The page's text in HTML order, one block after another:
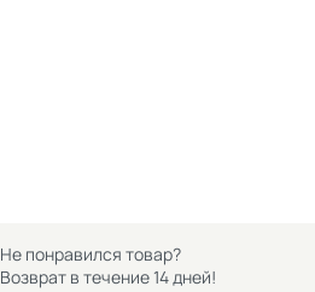
Не понравился товар?
Возврат в течение 14 дней!